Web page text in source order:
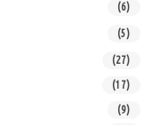
(6)
(5)
(27)
(17)
(9)